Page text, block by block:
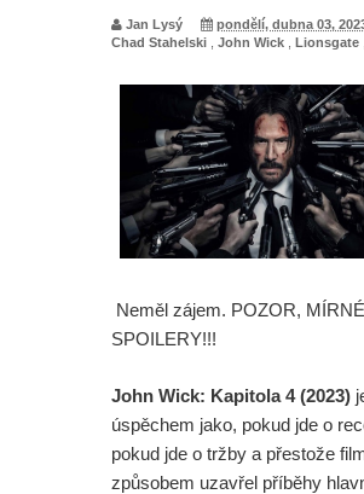
Jan Lysý
pondělí, dubna 03,
Chad Stahelski
John Wick Lionsgate
Neměl zájem. POZOR, MÍRNÉ
SPOILERY!!!
John Wick: Kapitola 4 (2023)
úspěchem jako, pokud jde o
pokud jde o tržby a přestože
způsobem uzavřel příběhy